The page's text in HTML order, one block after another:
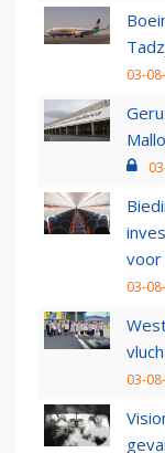
03-
voor
03-
03-